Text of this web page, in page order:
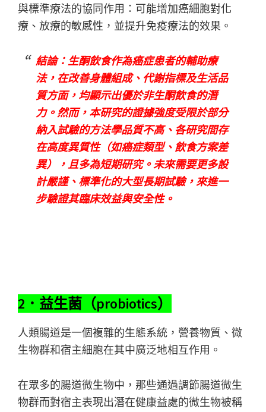
與標準療法的協同作用：可能增加癌細胞對化
療、放療的敏感性，並提升免疫療法的效果。
結論：生酮飲食作為癌症患者的輔助療
法，在改善身體組成、代謝指標及生活品
質方面，均顯示出優於非生酮飲食的潛
力。然而，本研究的證據強度受限於部分
納入試驗的方法學品質不高、各研究間存
在高度異質性（如癌症類型、飲食方案差
異），且多為短期研究。未來需要更多設
計嚴謹、標準化的大型長期試驗，來進一
步驗證其臨床效益與安全性。
2．益生菌（probiotics）
人類腸道是一個複雜的生態系統，營養物質、微
生物群和宿主細胞在其中廣泛地相互作用。
在眾多的腸道微生物中，那些通過調節腸道微生
物群而對宿主表現出潛在健康益處的微生物被稱